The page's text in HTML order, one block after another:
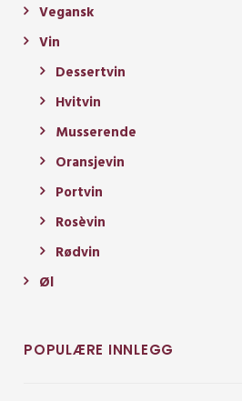
Vegansk
Vin
Dessertvin
Hvitvin
Musserende
Oransjevin
Portvin
Rosèvin
Rødvin
Øl
POPULÆRE INNLEGG